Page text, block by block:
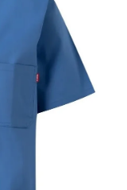
Pre firmy